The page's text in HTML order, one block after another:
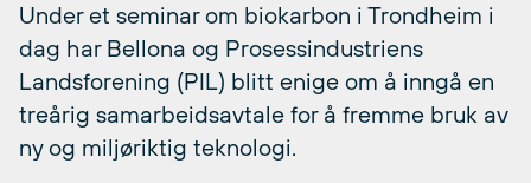
Under et seminar om biokarbon i Trondheim i
dag har Bellona og Prosessindustriens
Landsforening (PIL) blitt enige om å inngå en
treårig samarbeidsavtale for å fremme bruk av
ny og miljøriktig teknologi.